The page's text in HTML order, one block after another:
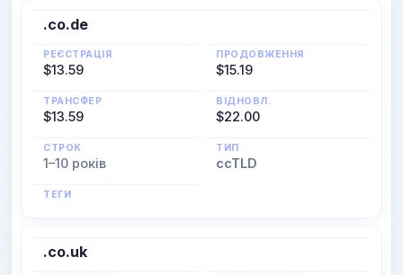
.co.de
РЕЄСТРАЦІЯ
$13.59
ПРОДОВЖЕННЯ
$15.19
ТРАНСФЕР
$13.59
ВІДНОВЛ.
$22.00
СТРОК
1–10 років
ТИП
ccTLD
ТЕГИ
.co.uk